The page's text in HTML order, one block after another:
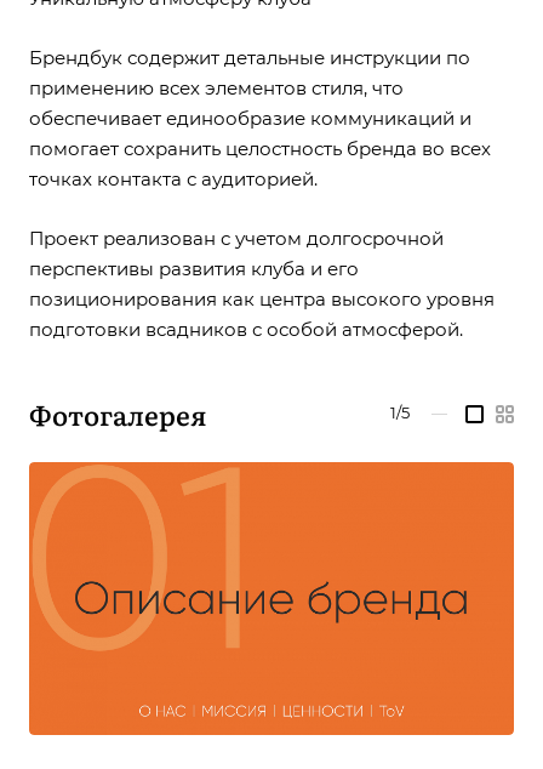
Брендбук содержит детальные инструкции по
применению всех элементов стиля, что
обеспечивает единообразие коммуникаций и
помогает сохранить целостность бренда во всех
точках контакта с аудиторией.
Проект реализован с учетом долгосрочной
перспективы развития клуба и его
позиционирования как центра высокого уровня
подготовки всадников с особой атмосферой.
Фотогалерея 1/5 —